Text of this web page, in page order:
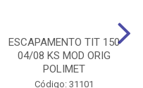
ESCAPAMENTO TIT 150
04/08 KS MOD ORIG
POLIMET
Código: 31101